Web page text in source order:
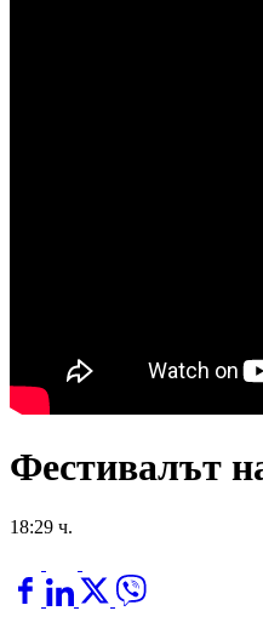
Фестивалът
18:29 ч.